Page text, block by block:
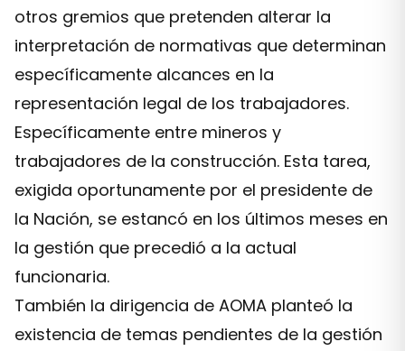
otros gremios que pretenden alterar la
interpretación de normativas que determinan
específicamente alcances en la
representación legal de los trabajadores.
Específicamente entre mineros y
trabajadores de la construcción. Esta tarea,
exigida oportunamente por el presidente de
la Nación, se estancó en los últimos meses en
la gestión que precedió a la actual
funcionaria.
También la dirigencia de AOMA planteó la
existencia de temas pendientes de la gestión